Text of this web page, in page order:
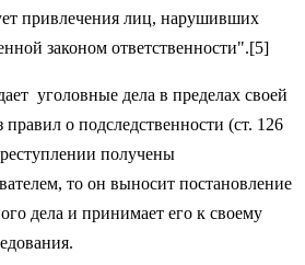
привлечения лиц, нарушивших
законом ответственности".[5]
уголовные дела в пределах своей
о подследственности (ст. 126
получены
то он выносит постановление
дела и принимает его к своему